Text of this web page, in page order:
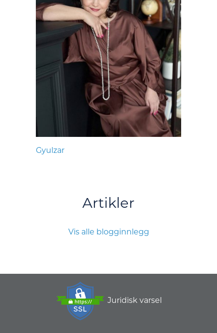
Gyulzar
Artikler
Vis alle blogginnlegg
Juridisk varsel